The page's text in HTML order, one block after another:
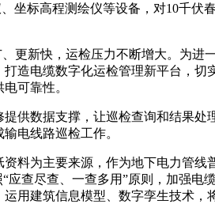
标高程测绘仪等设备，对10千伏
新快，运检压力不断增大。为进
造电缆数字化运检管理新平台，切
可靠性。
数据支撑，让巡检查询和结果处
电线路巡检工作。
为主要来源，作为地下电力管线
查尽查、一查多用”原则，加强电
用建筑信息模型、数字孪生技术，